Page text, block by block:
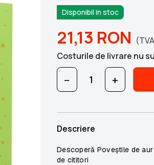
Disponibil in stoc
21,13 RON
Costurile de livrare nu
− +
Descriere
Descoperă Poveștile de
de cititori